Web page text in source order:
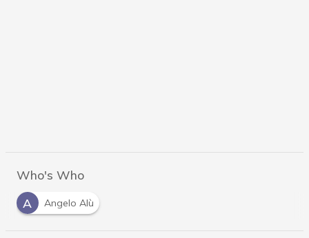
Who's Who
A
Angelo Alù